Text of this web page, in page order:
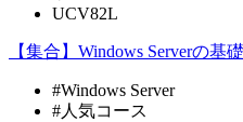
UCV82L
【集合】Windows Serverの基礎
#Windows Server
#人気コース